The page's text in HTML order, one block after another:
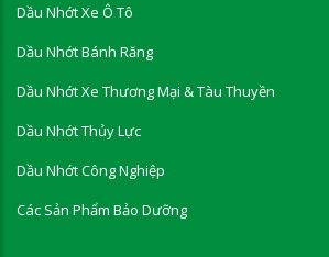
Dầu Nhớt Xe Ô Tô
Dầu Nhớt Bánh Răng
Dầu Nhớt Xe Thương Mại & Tàu Thuyền
Dầu Nhớt Thủy Lực
Dầu Nhớt Công Nghiệp
Các Sản Phẩm Bảo Dưỡng